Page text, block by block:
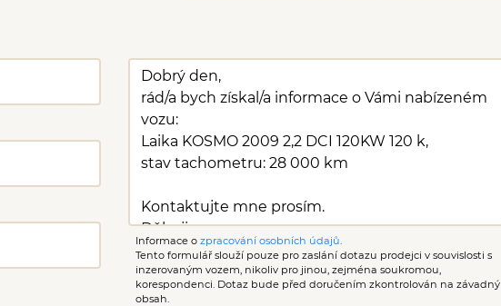
Informace o zpracování osobních údajů
Tento formulář slouží pouze pro zaslání dotazu prodejci v souvislosti s
inzerovaným vozem, nikoliv pro jinou, zejména soukromou,
korespondenci. Dotaz bude před doručením zkontrolován na závadný
obsah.